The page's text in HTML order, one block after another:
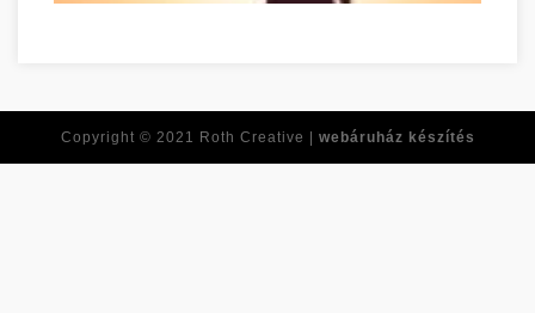
Copyright © 2021 Roth Creative | webáruház készítés